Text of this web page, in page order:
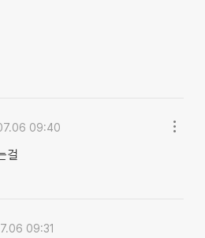
09:40
걸
09:31